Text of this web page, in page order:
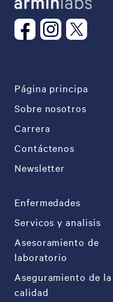
Página principa
Sobre nosotros
Carrera
Contáctenos
Newsletter
Enfermedades
Servicos y analisis
Asesoramiento de
laboratorio
Aseguramiento de la
calidad